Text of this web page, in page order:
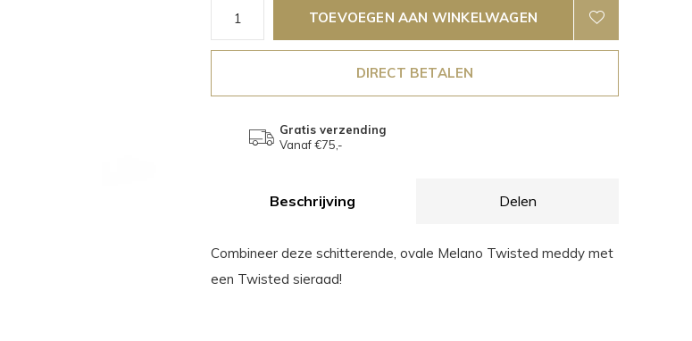
TOEVOEGEN AAN WINKELWAGEN
DIRECT BETALEN
Gratis verzending
Vanaf €75,-
Beschrijving Delen
Combineer deze schitterende, ovale Melano Twisted meddy met
een Twisted sieraad!